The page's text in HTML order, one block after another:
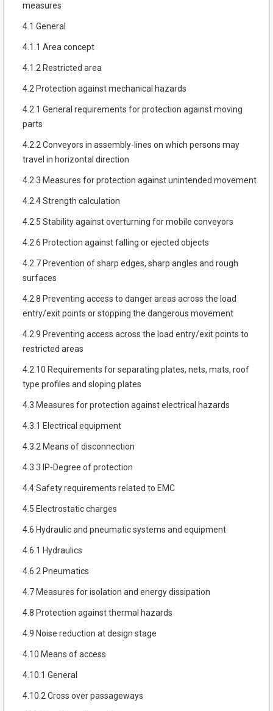
measures
4.1 General
4.1.1 Area concept
4.1.2 Restricted area
4.2 Protection against mechanical hazards
4.2.1 General requirements for protection against moving
parts
4.2.2 Conveyors in assembly-lines on which persons may
travel in horizontal direction
4.2.3 Measures for protection against unintended movement
4.2.4 Strength calculation
4.2.5 Stability against overturning for mobile conveyors
4.2.6 Protection against falling or ejected objects
4.2.7 Prevention of sharp edges, sharp angles and rough
surfaces
4.2.8 Preventing access to danger areas across the load
entry/exit points or stopping the dangerous movement
4.2.9 Preventing access across the load entry/exit points to
restricted areas
4.2.10 Requirements for separating plates, nets, mats, roof
type profiles and sloping plates
4.3 Measures for protection against electrical hazards
4.3.1 Electrical equipment
4.3.2 Means of disconnection
4.3.3 IP-Degree of protection
4.4 Safety requirements related to EMC
4.5 Electrostatic charges
4.6 Hydraulic and pneumatic systems and equipment
4.6.1 Hydraulics
4.6.2 Pneumatics
4.7 Measures for isolation and energy dissipation
4.8 Protection against thermal hazards
4.9 Noise reduction at design stage
4.10 Means of access
4.10.1 General
4.10.2 Cross over passageways